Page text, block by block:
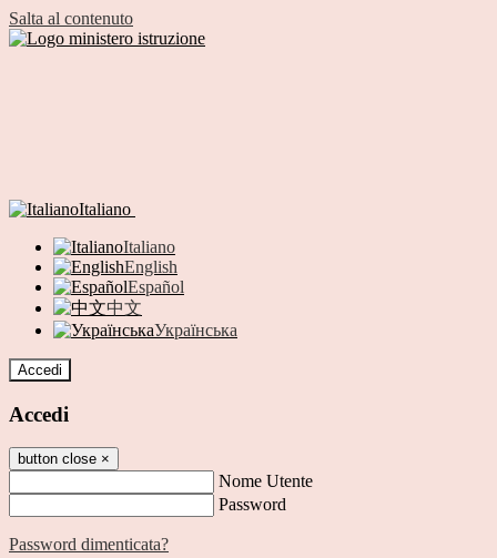
Salta al contenuto
Italiano
Italiano
English
Español
中文
Українська
Accedi
Accedi
button close ×
Nome Utente
Password
Password dimenticata?